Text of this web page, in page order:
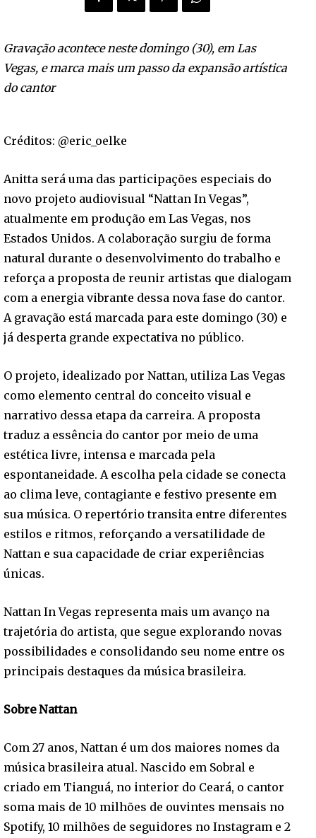
Gravação acontece neste domingo (30), em Las
Vegas, e marca mais um passo da expansão artística
do cantor
Créditos: @eric_oelke
Anitta será uma das participações especiais do
novo projeto audiovisual “Nattan In Vegas”,
atualmente em produção em Las Vegas, nos
Estados Unidos. A colaboração surgiu de forma
natural durante o desenvolvimento do trabalho e
reforça a proposta de reunir artistas que dialogam
com a energia vibrante dessa nova fase do cantor.
A gravação está marcada para este domingo (30) e
já desperta grande expectativa no público.
O projeto, idealizado por Nattan, utiliza Las Vegas
como elemento central do conceito visual e
narrativo dessa etapa da carreira. A proposta
traduz a essência do cantor por meio de uma
estética livre, intensa e marcada pela
espontaneidade. A escolha pela cidade se conecta
ao clima leve, contagiante e festivo presente em
sua música. O repertório transita entre diferentes
estilos e ritmos, reforçando a versatilidade de
Nattan e sua capacidade de criar experiências
únicas.
Nattan In Vegas representa mais um avanço na
trajetória do artista, que segue explorando novas
possibilidades e consolidando seu nome entre os
principais destaques da música brasileira.
Sobre Nattan
Com 27 anos, Nattan é um dos maiores nomes da
música brasileira atual. Nascido em Sobral e
criado em Tianguá, no interior do Ceará, o cantor
soma mais de 10 milhões de ouvintes mensais no
Spotify, 10 milhões de seguidores no Instagram e 2